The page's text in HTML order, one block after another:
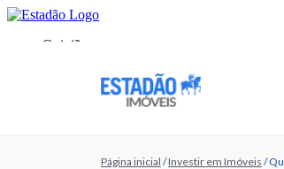
Página inicial /Investir em Imóveis /